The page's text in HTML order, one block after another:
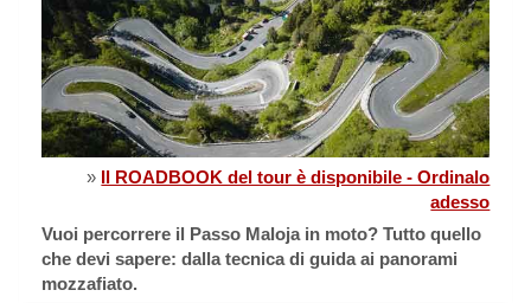
» Il ROADBOOK del tour è disponibile - Ordinalo
adesso
Vuoi percorrere il Passo Maloja in moto? Tutto quello
che devi sapere: dalla tecnica di guida ai panorami
mozzafiato.